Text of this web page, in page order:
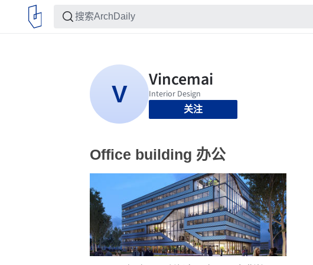
关注
Office building 办公